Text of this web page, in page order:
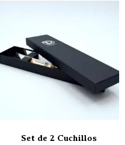
Set de 2 Cuchillos